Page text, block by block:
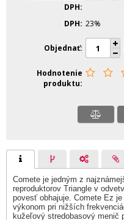
DPH
DPH 23%
Objednať
Hodnotenie
produktu
Comete je jedným z
reproduktorov Triangle v
povesť obhajuje. Comete Ez
výkonom pri nižších
kužeľový stredobasový menič